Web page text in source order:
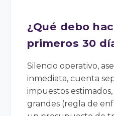
¿Qué debo
primeros 30
Silencio operativo,
inmediata, cuenta
impuestos
grandes (regla de